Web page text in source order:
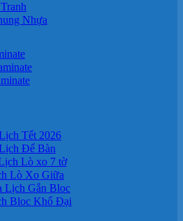
Nhựa
Tết 2026
Để Bàn
Lò xo 7 tờ
Lò Xo Giữa
Lịch Gắn Bloc
Bloc Khổ Đại